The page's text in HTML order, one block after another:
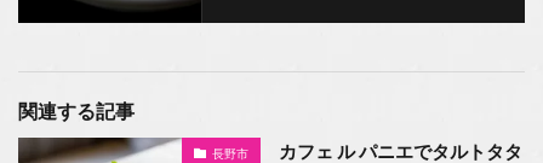
関連する記事
長野市
カフェ ル パニエでタルトタタ